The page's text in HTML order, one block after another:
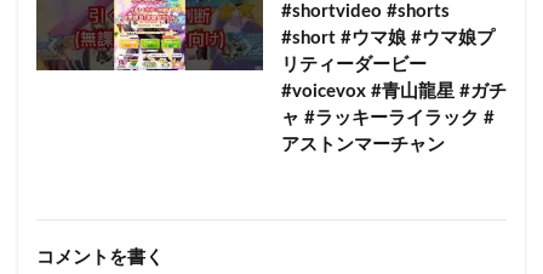
#shortvideo #shorts
#short #ウマ娘 #ウマ娘プ
リティーダービー
#voicevox #青山龍星 #ガチ
ャ #ラッキーライラック #
アストンマーチャン
コメントを書く